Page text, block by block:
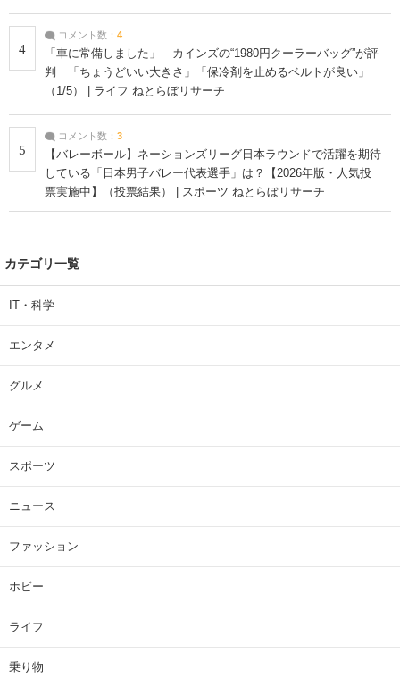
4
コメント数： 4
「車に常備しました」 カインズの“1980円クーラーバッグ”が評
判 「ちょうどいい大きさ」「保冷剤を止めるベルトが良い」
（1/5） | ライフ ねとらぼリサーチ
5
コメント数： 3
【バレーボール】ネーションズリーグ日本ラウンドで活躍を期待
している「日本男子バレー代表選手」は？【2026年版・人気投
票実施中】（投票結果） | スポーツ ねとらぼリサーチ
カテゴリ一覧
IT・科学
エンタメ
グルメ
ゲーム
スポーツ
ニュース
ファッション
ホビー
ライフ
乗り物